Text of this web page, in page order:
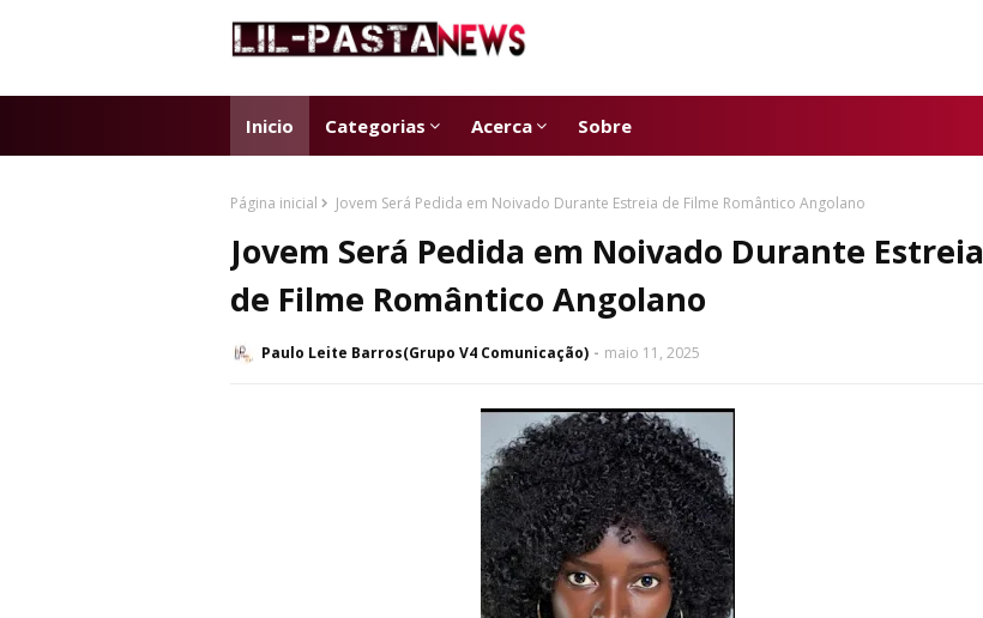
Inicio Categorias Acerca Sobre
Página inicial Jovem Será Pedida em Noivado Durante Estreia de Filme Romântico Angolano
Jovem Será Pedida em Noivado Durante Estreia
de Filme Romântico Angolano
Paulo Leite Barros(Grupo V4 Comunicação) maio 11, 2025